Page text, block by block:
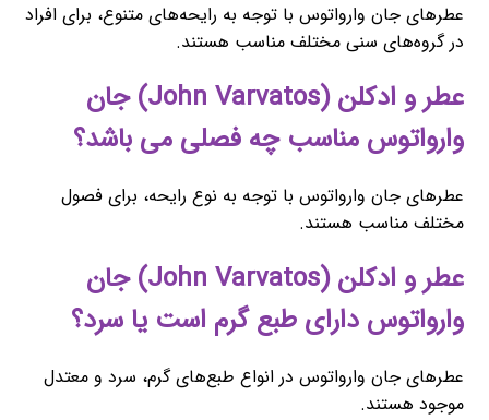
عطرهای جان وارواتوس با توجه به رایحه‌های متنوع، برای افراد
در گروه‌های سنی مختلف مناسب هستند.
عطر و ادکلن (John Varvatos) جان
وارواتوس مناسب چه فصلی می باشد؟
عطرهای جان وارواتوس با توجه به نوع رایحه، برای فصول
مختلف مناسب هستند.
عطر و ادکلن (John Varvatos) جان
وارواتوس دارای طبع گرم است یا سرد؟
عطرهای جان وارواتوس در انواع طبع‌های گرم، سرد و معتدل
موجود هستند.